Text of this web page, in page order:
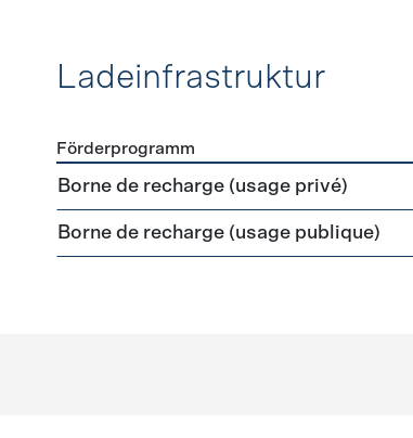
Ladeinfrastruktur
Förderprogramme Ladeinfrastruktur
Förderprogramm
Borne de recharge (usage privé)
Borne de recharge (usage publique)